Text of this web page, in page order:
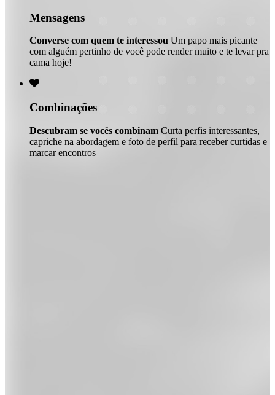
Mensagens
Converse com quem te interessou Um papo mais picante
com alguém pertinho de você pode render muito e te levar pra
cama hoje!

Combinações
Descubram se vocês combinam Curta perfis interessantes,
capriche na abordagem e foto de perfil para receber curtidas e
marcar encontros